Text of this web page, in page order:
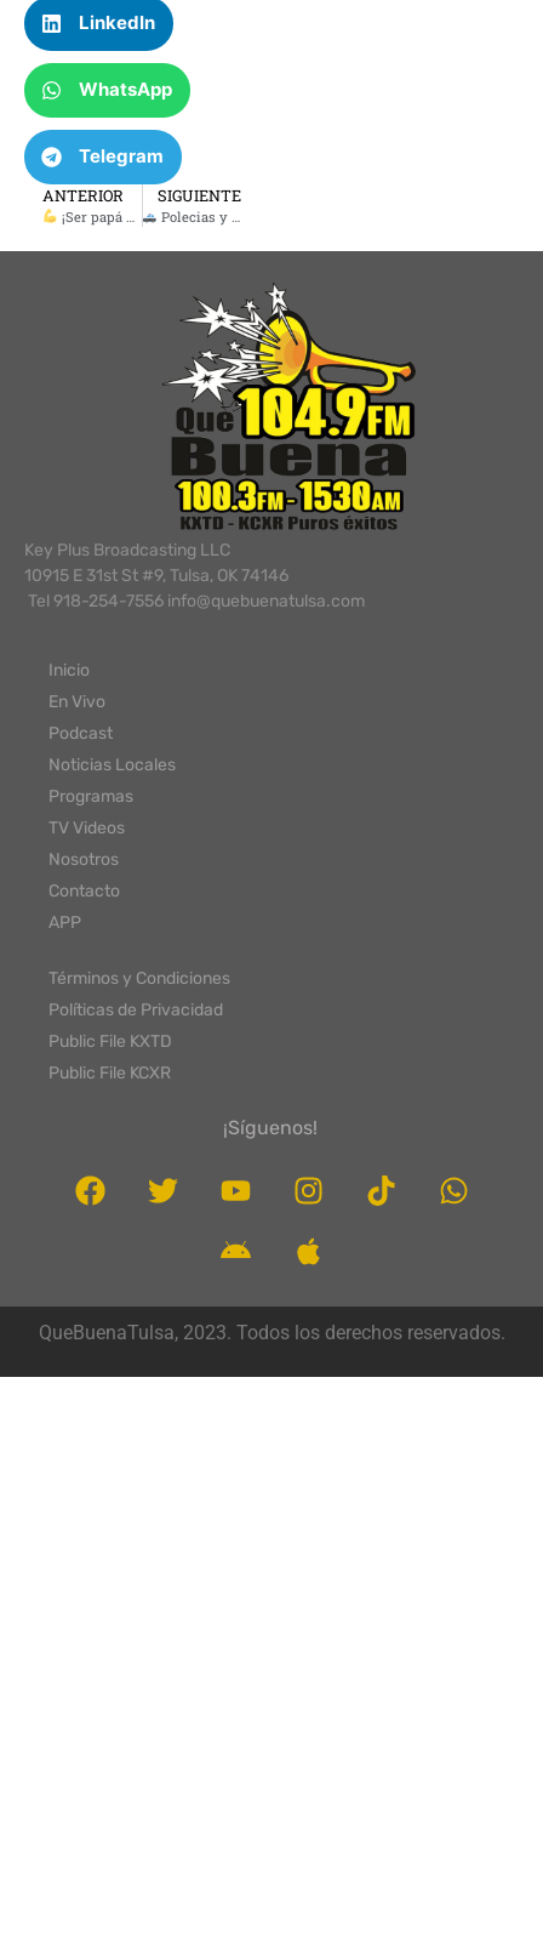
LinkedIn
WhatsApp
Telegram
ANTERIOR
¡Ser papá no viene con instrucciones, pero sí con herramientas! «Papás Fuertes»
SIGUIENTE
Polecias y Bandidos – Jueves 8 de mayo 2025
Key Plus Broadcasting LLC
10915 E 31st St #9, Tulsa, OK 74146
Tel 918-254-7556 info@quebuenatulsa.com
Inicio
En Vivo
Podcast
Noticias Locales
Programas
TV Videos
Nosotros
Contacto
APP
Términos y Condiciones
Políticas de Privacidad
Public File KXTD
Public File KCXR
¡Síguenos!
QueBuenaTulsa, 2023. Todos los derechos reservados.